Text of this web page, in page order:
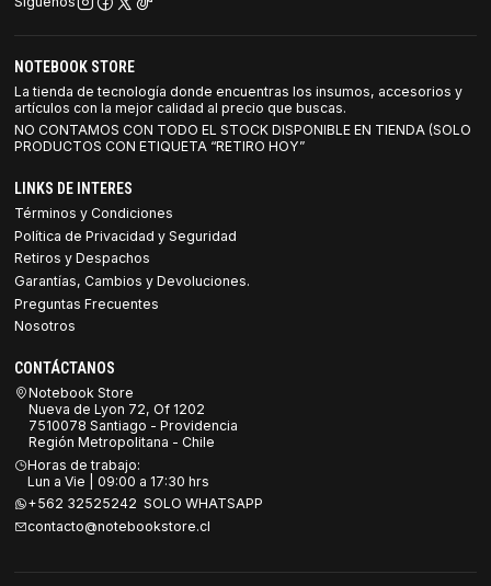
NOTEBOOK STORE
La tienda de tecnología donde encuentras los insumos, accesorios y
artículos con la mejor calidad al precio que buscas.
NO CONTAMOS CON TODO EL STOCK DISPONIBLE EN TIENDA (SOLO
PRODUCTOS CON ETIQUETA “RETIRO HOY”
LINKS DE INTERES
Términos y Condiciones
Política de Privacidad y Seguridad
Retiros y Despachos
Garantías, Cambios y Devoluciones.
Preguntas Frecuentes
Nosotros
CONTÁCTANOS
Notebook Store
Nueva de Lyon 72, Of 1202
7510078 Santiago - Providencia
Región Metropolitana - Chile
Horas de trabajo:
Lun a Vie | 09:00 a 17:30 hrs
+562 32525242 SOLO WHATSAPP
contacto@notebookstore.cl